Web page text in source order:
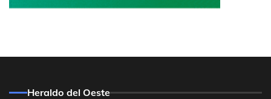
Heraldo del Oeste